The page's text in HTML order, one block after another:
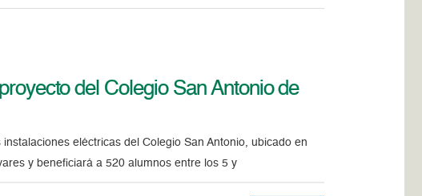
del Colegio San Antonio de
eléctricas del Colegio San Antonio, ubicado en
y beneficiará a 520 alumnos entre los 5 y